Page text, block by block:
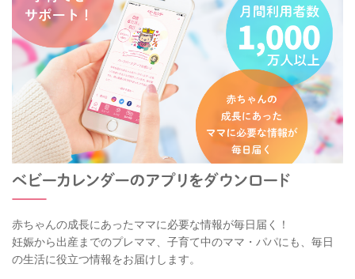
赤ちゃんの成長にあったママに必要な情報が毎日届く！
妊娠から出産までのプレママ、子育て中のママ・パパにも、毎日
の生活に役立つ情報をお届けします。